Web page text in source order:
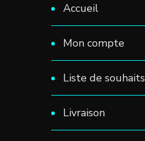
Accueil
Mon compte
Liste de souhaits
Livraison